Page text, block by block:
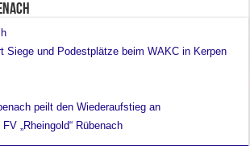
Siege und Podestplätze beim WAKC in Kerpen
peilt den Wiederaufstieg an
„Rheingold“ Rübenach